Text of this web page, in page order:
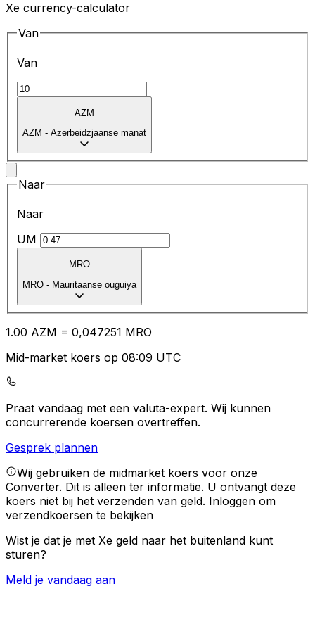
Xe currency-calculator
Van
Van
AZM
AZM - Azerbeidzjaanse manat
Naar
Naar
UM
MRO
MRO - Mauritaanse ouguiya
1.00 AZM = 0,047251 MRO
Mid-market koers op 08:09 UTC
Praat vandaag met een valuta-expert. Wij kunnen
concurrerende koersen overtreffen.
Gesprek plannen
Wij gebruiken de midmarket koers voor onze
Converter. Dit is alleen ter informatie. U ontvangt deze
koers niet bij het verzenden van geld. Inloggen om
verzendkoersen te bekijken
Wist je dat je met Xe geld naar het buitenland kunt
sturen?
Meld je vandaag aan